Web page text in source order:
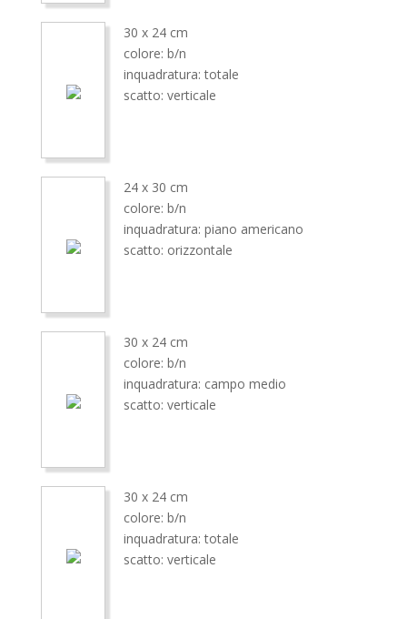
30 x 24 cm
colore: b/n
inquadratura: totale
scatto: verticale
24 x 30 cm
colore: b/n
inquadratura: piano americano
scatto: orizzontale
30 x 24 cm
colore: b/n
inquadratura: campo medio
scatto: verticale
30 x 24 cm
colore: b/n
inquadratura: totale
scatto: verticale